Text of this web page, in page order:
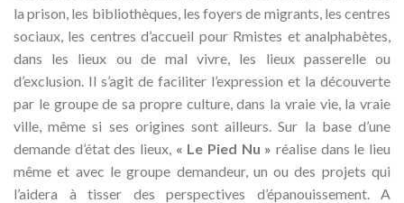
la prison, les bibliothèques, les foyers de migrants, les centres
sociaux, les centres d’accueil pour Rmistes et analphabètes,
dans les lieux ou de mal vivre, les lieux passerelle ou
d’exclusion. Il s’agit de faciliter l’expression et la découverte
par le groupe de sa propre culture, dans la vraie vie, la vraie
ville, même si ses origines sont ailleurs. Sur la base d’une
demande d’état des lieux, « Le Pied Nu » réalise dans le lieu
même et avec le groupe demandeur, un ou des projets qui
l’aidera à tisser des perspectives d’épanouissement. A